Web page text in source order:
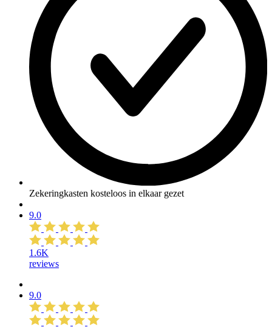
Zekeringkasten kosteloos in elkaar gezet
9.0
1.6K
reviews
9.0